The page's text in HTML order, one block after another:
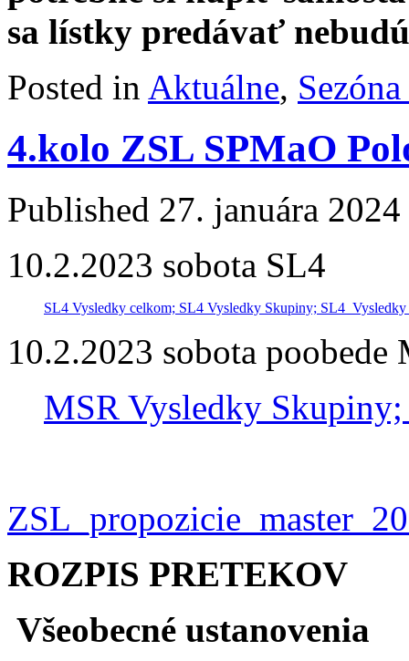
sa lístky predávať
Posted in Aktuálne,
4.kolo ZSL SPMaO
Published 27. januára 2024
10.2.2023 sobota SL4
SL4 Vysledky celkom; SL4 Vysledky Skupiny;
10.2.2023 sobota poobede
MSR Vysledky
ROZPIS PRETEKOV
Všeobecné ustanovenia